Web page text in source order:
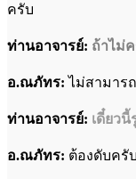
ครับ
ท่านอาจารย์: ถ้าไม่
อ.ณภัทร: ไม่สามาร
ท่านอาจารย์: เดี๋ยวนี้
อ.ณภัทร: ต้องดับครับ